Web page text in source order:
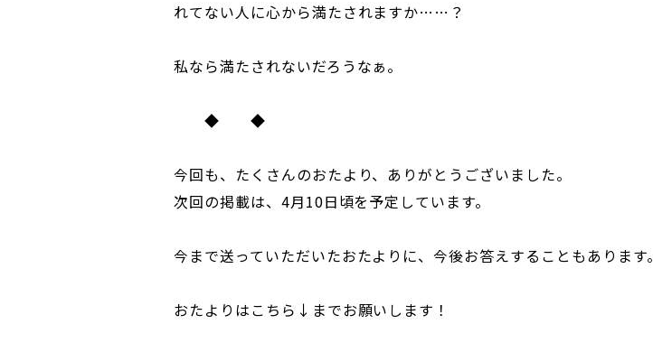
れてない人に心から満たされますか……？
私なら満たされないだろうなぁ。
◆ ◆
今回も、たくさんのおたより、ありがとうございました。
次回の掲載は、4月10日頃を予定しています。
今まで送っていただいたおたよりに、今後お答えすることもあります。
おたよりはこちら↓までお願いします！